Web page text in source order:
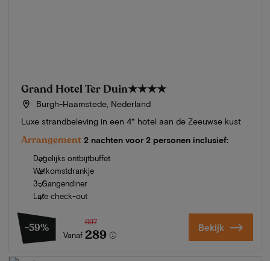
Grand Hotel Ter Duin★★★★
Burgh-Haamstede, Nederland
Luxe strandbeleving in een 4* hotel aan de Zeeuwse kust
Arrangement 2 nachten voor 2 personen inclusief:
Dagelijks ontbijtbuffet
Welkomstdrankje
3-Gangendiner
Late check-out
-59%
Vanaf
697
289 Bekijk